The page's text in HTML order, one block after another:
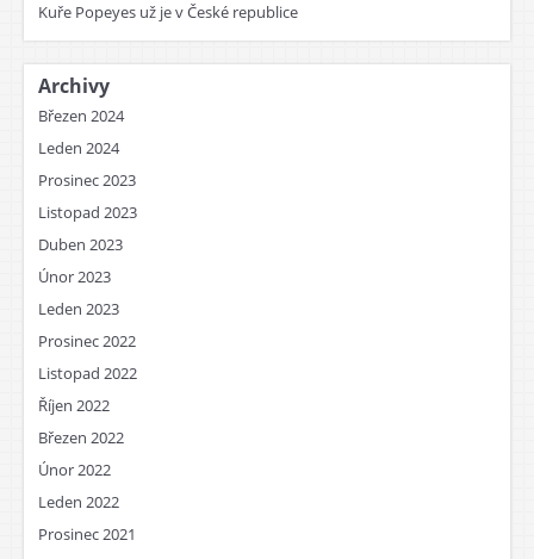
Kuře Popeyes už je v České republice
Archivy
Březen 2024
Leden 2024
Prosinec 2023
Listopad 2023
Duben 2023
Únor 2023
Leden 2023
Prosinec 2022
Listopad 2022
Říjen 2022
Březen 2022
Únor 2022
Leden 2022
Prosinec 2021